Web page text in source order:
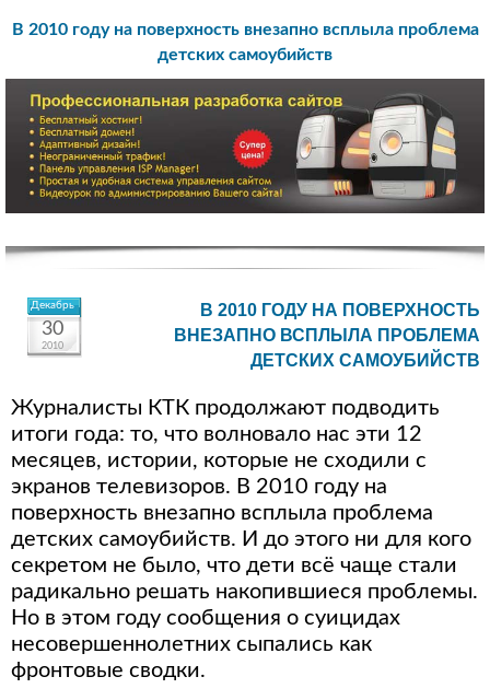
В 2010 году на поверхность внезапно всплыла проблема
детских самоубийств
Декабрь
30
2010
В 2010 ГОДУ НА ПОВЕРХНОСТЬ
ВНЕЗАПНО ВСПЛЫЛА ПРОБЛЕМА
ДЕТСКИХ САМОУБИЙСТВ
Журналисты КТК продолжают подводить
итоги года: то, что волновало нас эти 12
месяцев, истории, которые не сходили с
экранов телевизоров. В 2010 году на
поверхность внезапно всплыла проблема
детских самоубийств. И до этого ни для кого
секретом не было, что дети всё чаще стали
радикально решать накопившиеся проблемы.
Но в этом году сообщения о суицидах
несовершеннолетних сыпались как
фронтовые сводки.